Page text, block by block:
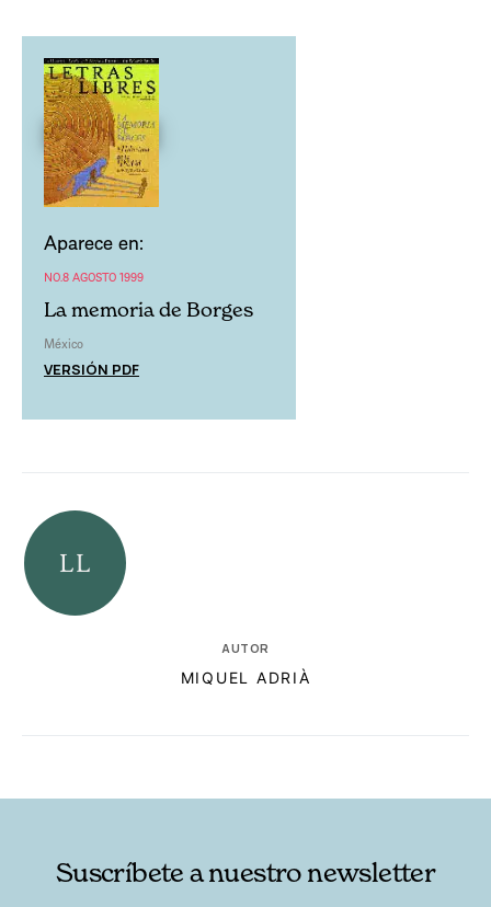
Aparece en:
NO.8 AGOSTO 1999
La memoria de Borges
México
VERSIÓN PDF
AUTOR
MIQUEL ADRIÀ
Suscríbete a nuestro newsletter